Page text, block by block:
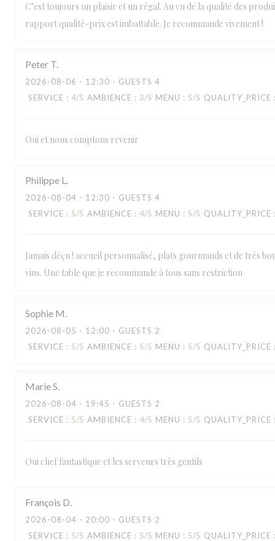
C’est toujours un plaisir et un régal. Au vu de la qualité des
rapport qualité-prix est imbattable. Je recommande vivement !
Peter T
2026-08-06 - 12:30 - GUESTS 4
SERVICE : 4/5 AMBIENCE : 3/5 MENU : 5/5 QUALITY_PRICE
Oui et nous comptons revenir
Philippe L
2026-08-04 - 12:30 - GUESTS 4
SERVICE : 5/5 AMBIENCE : 4/5 MENU : 5/5 QUALITY_PRICE
Jamais déçu ! accueil personnalisé, plats gourmands et de très
vins. Une table que je recommande à tous sans restriction
Sophie M
2026-08-05 - 12:00 - GUESTS 2
SERVICE : 5/5 AMBIENCE : 5/5 MENU : 5/5 QUALITY_PRICE
MarieS
2026-08-04 - 19:45 - GUESTS 2
SERVICE : 5/5 AMBIENCE : 4/5 MENU : 5/5 QUALITY_PRICE
Oui chef fantastique et les serveurs très gentils
François D
2026-08-04 - 20:00 - GUESTS 2
SERVICE : 5/5 AMBIENCE : 5/5 MENU : 5/5 QUALITY_PRICE
LA TABLE DE CATUSSEAU